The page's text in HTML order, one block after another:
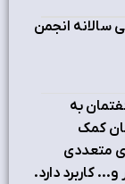
سالانه انجمن
به
کمک
متعددي
کاربرد دارد.